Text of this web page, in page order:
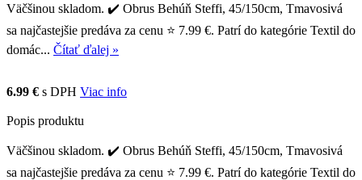
Väčšinou skladom. ✔️ Obrus Behúň Steffi, 45/150cm, Tmavosivá
sa najčastejšie predáva za cenu ⭐ 7.99 €. Patrí do kategórie Textil do
domác... Čítať ďalej »
6.99 € s DPH Viac info
Popis produktu
Väčšinou skladom. ✔️ Obrus Behúň Steffi, 45/150cm, Tmavosivá
sa najčastejšie predáva za cenu ⭐ 7.99 €. Patrí do kategórie Textil do